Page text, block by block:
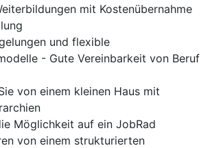
mit Kostenübernahme
und flexible
- Gute Vereinbarkeit von Beruf
von einem kleinen Haus mit
Möglichkeit auf ein JobRad
von einem strukturierten